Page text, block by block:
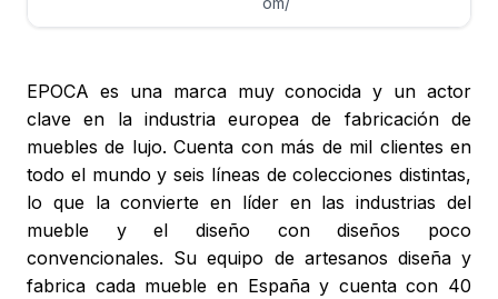
EPOCA es una marca muy conocida y un actor
clave en la industria europea de fabricación de
muebles de lujo. Cuenta con más de mil clientes en
todo el mundo y seis líneas de colecciones distintas,
lo que la convierte en líder en las industrias del
mueble y el diseño con diseños poco
convencionales. Su equipo de artesanos diseña y
fabrica cada mueble en España y cuenta con 40